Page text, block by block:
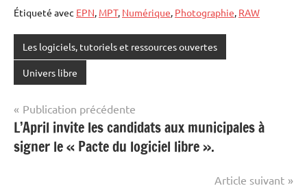
Étiqueté avec EPN, MPT, Numérique, Photographie, RAW
Les logiciels, tutoriels et ressources ouvertes
Univers libre
Navigation
de
l’article
Publication précédente
L’April invite les candidats aux municipales à
signer le « Pacte du logiciel libre ».
Article suivant